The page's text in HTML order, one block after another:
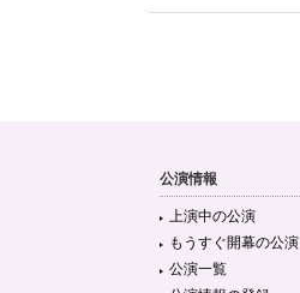
公演情報
上演中の公演
もうすぐ開幕の公演
公演一覧